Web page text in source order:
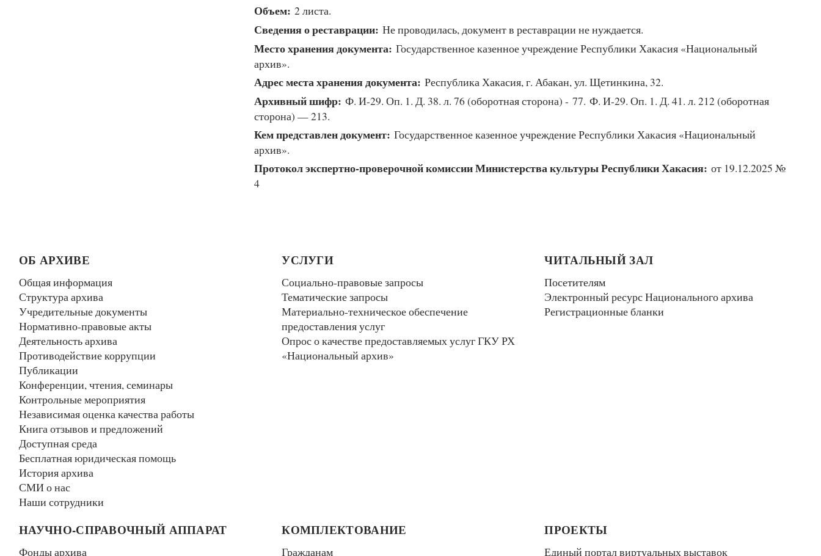
Объем: 2 листа.
Сведения о реставрации: Не проводилась, документ в реставрации не нуждается.
Место хранения документа: Государственное казенное учреждение Республики Хакасия «Национальный
архив».
Адрес места хранения документа: Республика Хакасия, г. Абакан, ул. Щетинкина, 32.
Архивный шифр: Ф. И-29. Оп. 1. Д. 38. л. 76 (оборотная сторона) - 77. Ф. И-29. Оп. 1. Д. 41. л. 212 (оборотная
сторона) — 213.
Кем представлен документ: Государственное казенное учреждение Республики Хакасия «Национальный
архив».
Протокол экспертно-проверочной комиссии Министерства культуры Республики Хакасия: от 19.12.2025 №
4
ОБ АРХИВЕ
Общая информация
Структура архива
Учредительные документы
Нормативно-правовые акты
Деятельность архива
Противодействие коррупции
Публикации
Конференции, чтения, семинары
Контрольные мероприятия
Независимая оценка качества работы
Книга отзывов и предложений
Доступная среда
Бесплатная юридическая помощь
История архива
СМИ о нас
Наши сотрудники
УСЛУГИ
Социально-правовые запросы
Тематические запросы
Материально-техническое обеспечение
предоставления услуг
Опрос о качестве предоставляемых услуг ГКУ РХ
«Национальный архив»
ЧИТАЛЬНЫЙ ЗАЛ
Посетителям
Электронный ресурс Национального архива
Регистрационные бланки
НАУЧНО-СПРАВОЧНЫЙ АППАРАТ
Фонды архива
КОМПЛЕКТОВАНИЕ
Гражданам
ПРОЕКТЫ
Единый портал виртуальных выставок